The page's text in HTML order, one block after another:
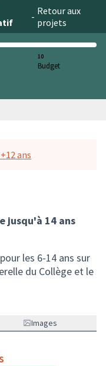
- Retour aux
projets
10
Budget
ans
jusqu'à 14 ans
les 6-14 ans sur
du Collège et le
Images